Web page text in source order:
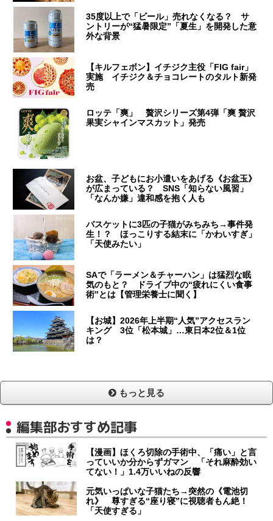
35度以上で「ビール」売れなくなる？ サ
ントリーが“猛暑限定”「夏生」を開発した意
外な背景
【キルフェボン】イチジク主役「FIG fair」
実施 イチジク＆チョコレートのタルト新発
売
ロッテ「爽」 贅沢シリーズ第4弾「爽 贅沢
果実シャインマスカット」発売
お盆、子どもにお小遣いをあげる《お盆玉》
が広まっている？ SNS「知らない風習」
「なんか嫌」違和感を抱く人も
バスケットに3匹の子猫がみちみち→事件発
生！？ ほっこりする結末に「かわいすぎ」
「天使みたい」
SAで「ラーメン＆チャーハン」は猛烈な眠
気のもと？ ドライブ中の“疲れにくい食事
術”とは【管理栄養士に聞く】
【お城】2026年上半期“人気”アクセスラン
キング 3位「松本城」…東日本2位＆1位
は？
もっと見る
編集部おすすめ記事
【漫画】ほくろ切除の手術中、「痛い」と言
っていいか分からずガマン 「それ麻酔効い
てない！」1.4万いいねの反響
元気いっぱいな子猫たち→突然の《電池切
れ》 尊すぎる“座り寝”に視聴者もん絶！
「天使すぎる」